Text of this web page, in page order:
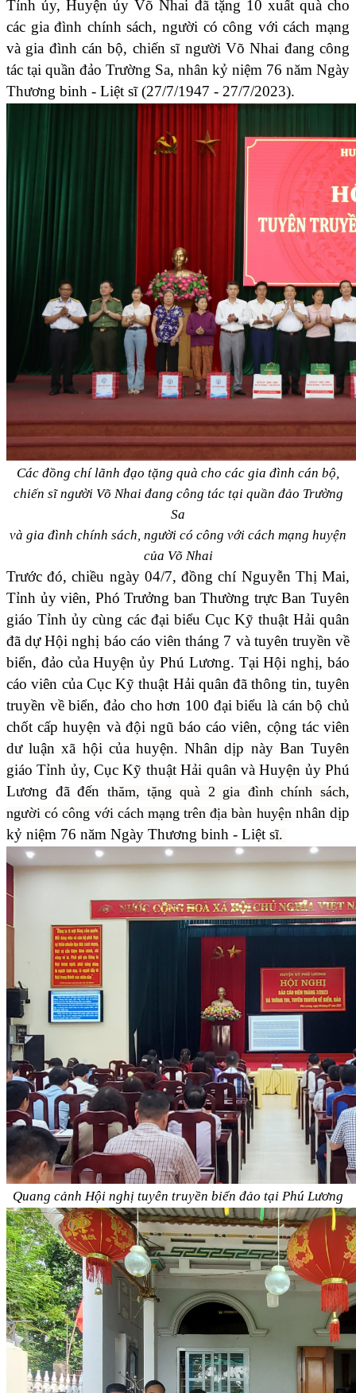
Tỉnh ủy, Huyện ủy Võ Nhai đã tặng 10 xuất quà cho
các gia đình chính sách, người có công với cách mạng
và gia đình cán bộ, chiến sĩ người Võ Nhai đang công
tác tại quần đảo Trường Sa, nhân kỷ niệm 76 năm Ngày
Thương binh - Liệt sĩ (27/7/1947 - 27/7/2023).
Các đồng chí lãnh đạo tặng quà cho các gia đình cán bộ,
chiến sĩ người Võ Nhai đang công tác tại quần đảo Trường
Sa
và gia đình chính sách, người có công với cách mạng huyện
của Võ Nhai
Trước đó, chiều ngày 04/7, đồng chí Nguyễn Thị Mai,
Tỉnh ủy viên, Phó Trưởng ban Thường trực Ban Tuyên
giáo Tỉnh ủy cùng các đại biểu Cục Kỹ thuật Hải quân
đã dự Hội nghị báo cáo viên tháng 7 và tuyên truyền về
biển, đảo của Huyện ủy Phú Lương. Tại Hội nghị, báo
cáo viên của Cục Kỹ thuật Hải quân đã thông tin, tuyên
truyền về biển, đảo cho hơn 100 đại biểu là cán bộ chủ
chốt cấp huyện và đội ngũ báo cáo viên, cộng tác viên
dư luận xã hội của huyện. Nhân dịp này Ban Tuyên
giáo Tỉnh ủy, Cục Kỹ thuật Hải quân và Huyện ủy Phú
Lương đã đến thăm, tặng quà 2 gia đình chính sách,
người có công với cách mạng trên địa bàn huyện nhân dịp
kỷ niệm 76 năm Ngày Thương binh - Liệt sĩ.
Quang cảnh Hội nghị tuyên truyền biển đảo tại Phú Lương